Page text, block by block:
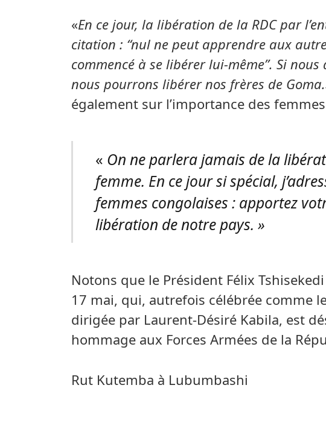
«En ce jour, la libération de la RDC par
citation : “nul ne peut apprendre aux
commencé à se libérer lui-même”. Si
nous pourrons libérer nos frères de
également sur l’importance des
« On ne parlera jamais de la
femme. En ce jour si spécial,
femmes congolaises : apportez
libération de notre pays. »
Notons que le Président Félix
17 mai, qui, autrefois célébrée comme le
dirigée par Laurent-Désiré Kabila, est
hommage aux Forces Armées de la
Rut Kutemba à Lubumbashi